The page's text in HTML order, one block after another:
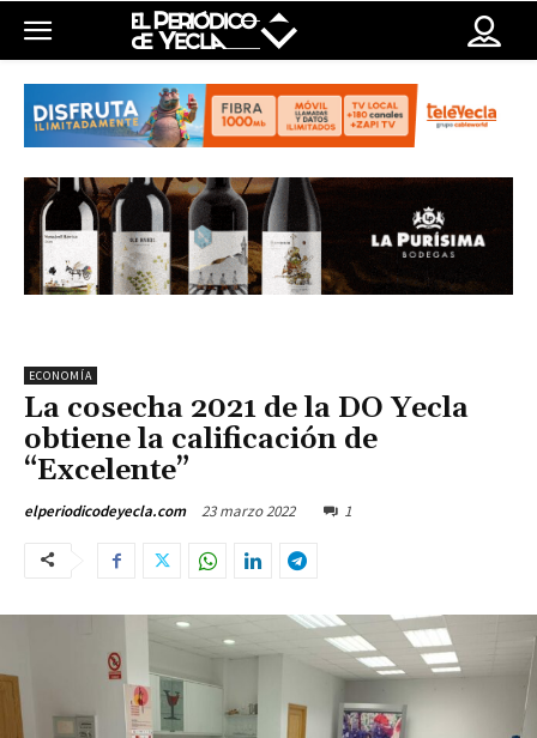
ECONOMÍA
La cosecha 2021 de la DO Yecla
obtiene la calificación de
“Excelente”
elperiodicodeyecla.com 23 marzo 2022 1